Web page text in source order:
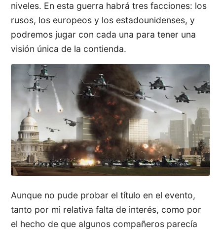
niveles. En esta guerra habrá tres facciones: los
rusos, los europeos y los estadounidenses, y
podremos jugar con cada una para tener una
visión única de la contienda.
Aunque no pude probar el título en el evento,
tanto por mi relativa falta de interés, como por
el hecho de que algunos compañeros parecía